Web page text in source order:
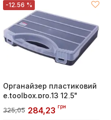
-12.56 %
Органайзер пластиковий
e.toolbox.pro.13 12,5"
320x255x50мм, E.NEXT
t011013
325,05 284,23 грн